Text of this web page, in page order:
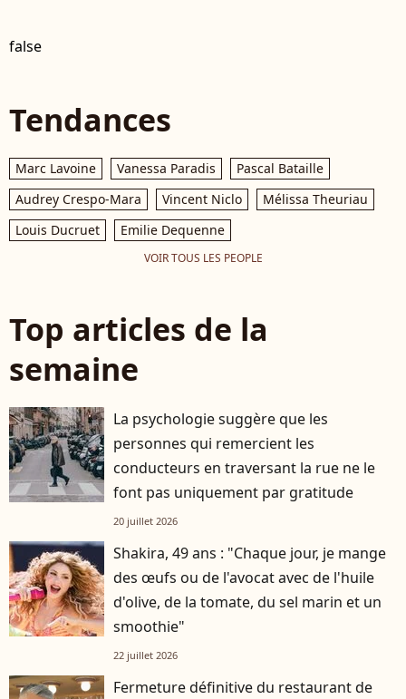
false
Tendances
Marc Lavoine Vanessa Paradis
Pascal Bataille
Audrey Crespo-Mara
Vincent Niclo
Mélissa Theuriau
Louis Ducruet
Emilie Dequenne
VOIR TOUS LES PEOPLE
Top articles de la
semaine
La psychologie suggère que les
personnes qui remercient les
conducteurs en traversant la rue ne le
font pas uniquement par gratitude
20 juillet 2026
Shakira, 49 ans : "Chaque jour, je mange
des œufs ou de l'avocat avec de l'huile
d'olive, de la tomate, du sel marin et un
smoothie"
22 juillet 2026
Fermeture définitive du restaurant de